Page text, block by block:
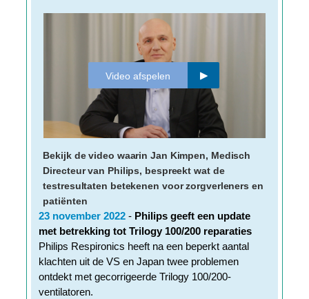
Video afspelen
Bekijk de video waarin Jan Kimpen, Medisch
Directeur van Philips, bespreekt wat de
testresultaten betekenen voor zorgverleners en
patiënten
23 november 2022 - Philips geeft een update
met betrekking tot Trilogy 100/200 reparaties
Philips Respironics heeft na een beperkt aantal
klachten uit de VS en Japan twee problemen
ontdekt met gecorrigeerde Trilogy 100/200-
ventilatoren.